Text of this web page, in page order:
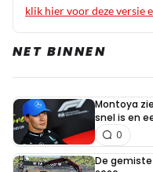
klik hier voor deze versie
NET BINNEN
Montoya
snel is en
0
De gemiste